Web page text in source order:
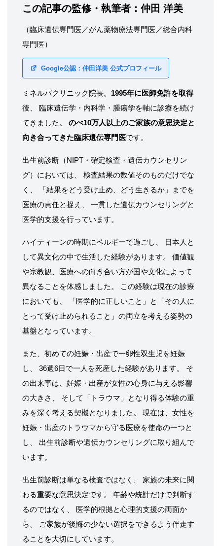
この記事の監修・執筆者：仲田 洋美
（臨床遺伝専門医／がん薬物療法専門医／総合内科
専門医）
Google公認：仲田洋美 公式プロフィール
ミネルバクリニック院長。 1995年に医師免許を取得
後、 臨床遺伝学・内科学・腫瘍学を軸に診療を続け
てきました。 のべ10万人以上のご家族の意思決定と
向き合ってきた臨床遺伝専門医です。
出生前診断（NIPT・確定検査・遺伝カウンセリン
グ）においては、 検査結果の数値そのものだけでな
く、 「結果をどう受け止め、どう生きるか」までを
医療の責任と捉え、 一貫した遺伝カウンセリングと
医学的支援を行っています。
ハイティーンの時期にベルギーで過ごし、 日本人と
して異文化の中で生活した経験があります。 価値観
や宗教観、医療への向き合い方が国や文化によって
異なることを体感しました。 この経験は現在の診療
においても、 「医学的に正しいこと」と「その人に
とって受け止められること」の両立を考える姿勢の
基盤となっています。
また、初めての妊娠・出産で一卵性双生児を妊娠
し、 36週6日で一人を死産した経験があります。 そ
の出来事は、妊娠・出産が女性の心身に与える影響
の大きさ、 そして「トラウマ」となり得る体験の重
みを深く考える契機となりました。 現在は、女性を
妊娠・出産のトラウマから守る医療を使命の一つと
し、 出生前診断や遺伝カウンセリングに取り組んで
います。
出生前診断は単なる検査ではなく、 家族の未来に関
わる重要な意思決定です。 年齢や統計だけで判断す
るのではなく、 医学的根拠と心理的支援の両面か
ら、 ご家族が後悔の少ない選択をできるよう伴走す
ることを大切にしています。